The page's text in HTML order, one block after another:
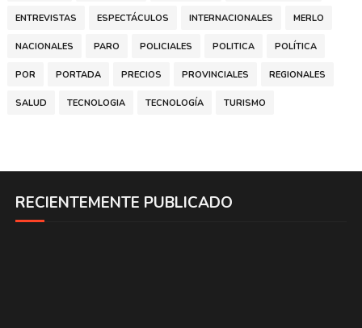
ENTREVISTAS ESPECTÁCULOS INTERNACIONALES MERLO
NACIONALES PARO POLICIALES POLITICA POLÍTICA
POR PORTADA PRECIOS PROVINCIALES REGIONALES
SALUD TECNOLOGIA TECNOLOGÍA TURISMO
RECIENTEMENTE PUBLICADO